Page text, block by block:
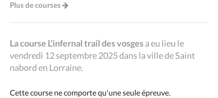
Plus de courses
La course L'infernal trail des vosges a eu lieu le
vendredi 12 septembre 2025 dans la ville de Saint
nabord en Lorraine.
Cette course ne comporte qu'une seule épreuve.